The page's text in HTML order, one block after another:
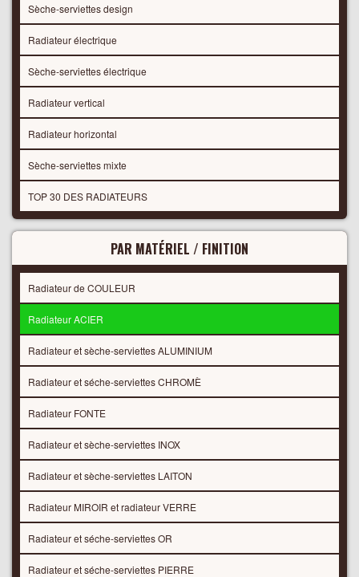
Sèche-serviettes design
Radiateur électrique
Sèche-serviettes électrique
Radiateur vertical
Radiateur horizontal
Sèche-serviettes mixte
TOP 30 DES RADIATEURS
PAR MATÉRIEL / FINITION
Radiateur de COULEUR
Radiateur ACIER
Radiateur et sèche-serviettes ALUMINIUM
Radiateur et séche-serviettes CHROMÈ
Radiateur FONTE
Radiateur et sèche-serviettes INOX
Radiateur et sèche-serviettes LAITON
Radiateur MIROIR et radiateur VERRE
Radiateur et séche-serviettes OR
Radiateur et séche-serviettes PIERRE